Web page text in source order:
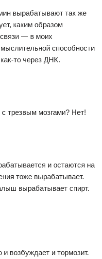
вырабатывают так же
каким образом
— в моих
способности
то через ДНК.
трезвым мозгами? Нет!
и остаются на
тоже вырабатывает.
вырабатывает спирт.
возбуждает и тормозит.